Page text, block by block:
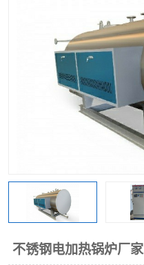
不锈钢电加热锅炉厂家